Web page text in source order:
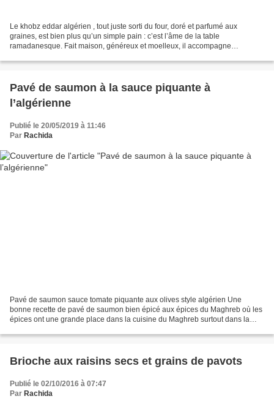
Le khobz eddar algérien , tout juste sorti du four, doré et parfumé aux
graines, est bien plus qu’un simple pain : c’est l’âme de la table
ramadanesque. Fait maison, généreux et moelleux, il accompagne
Pavé de saumon à la sauce piquante à
l’algérienne
Publié le 20/05/2019 à 11:46
Par Rachida
Pavé de saumon sauce tomate piquante aux olives style algérien Une
bonne recette de pavé de saumon bien épicé aux épices du Maghreb où les
épices ont une grande place dans la cuisine du Maghreb surtout dans la
Brioche aux raisins secs et grains de pavots
Publié le 02/10/2016 à 07:47
Par Rachida